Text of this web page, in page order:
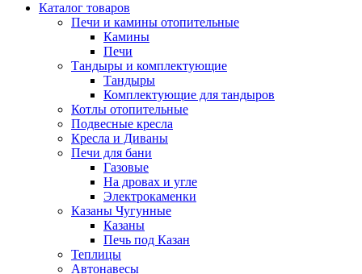
Каталог товаров
Печи и камины отопительные
Камины
Печи
Тандыры и комплектующие
Тандыры
Комплектующие для тандыров
Котлы отопительные
Подвесные кресла
Кресла и Диваны
Печи для бани
Газовые
На дровах и угле
Электрокаменки
Казаны Чугунные
Казаны
Печь под Казан
Теплицы
Автонавесы